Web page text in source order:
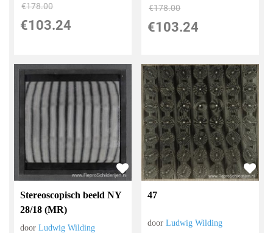
€178.00
€103.24
€178.00
€103.24
Stereoscopisch beeld NY
28/18 (MR)
doorLudwig Wilding
47
doorLudwig Wilding